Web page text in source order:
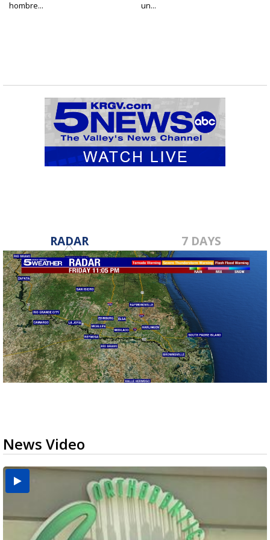
hombre...
un...
RADAR 7 DAYS
News Video